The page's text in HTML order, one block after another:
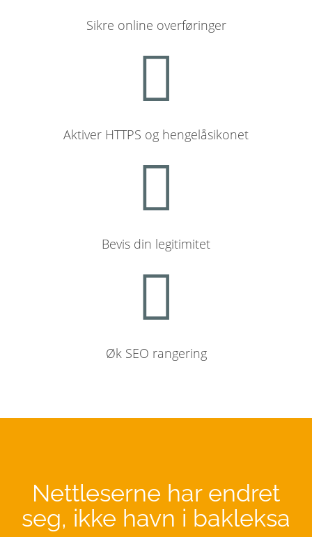
Sikre online overføringer
Aktiver HTTPS og hengelåsikonet
Bevis din legitimitet
Øk SEO rangering
Nettleserne har endret
seg, ikke havn i bakleksa